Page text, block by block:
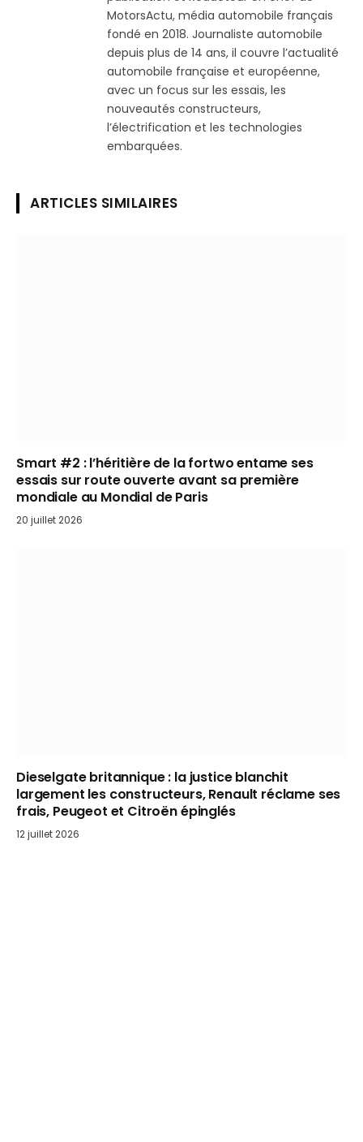
MotorsActu, média automobile français
fondé en 2018. Journaliste automobile
depuis plus de 14 ans, il couvre l’actualité
automobile française et européenne,
avec un focus sur les essais, les
nouveautés constructeurs,
l’électrification et les technologies
embarquées.
ARTICLES SIMILAIRES
Smart #2 : l’héritière de la fortwo entame ses
essais sur route ouverte avant sa première
mondiale au Mondial de Paris
20 juillet 2026
Dieselgate britannique : la justice blanchit
largement les constructeurs, Renault réclame ses
frais, Peugeot et Citroën épinglés
12 juillet 2026